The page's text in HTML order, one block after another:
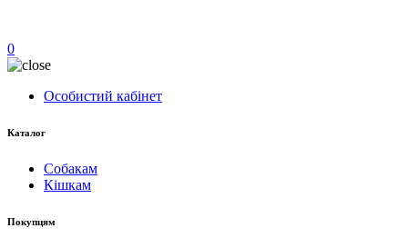
0
Особистий кабінет
Каталог
Собакам
Кішкам
Покупцям